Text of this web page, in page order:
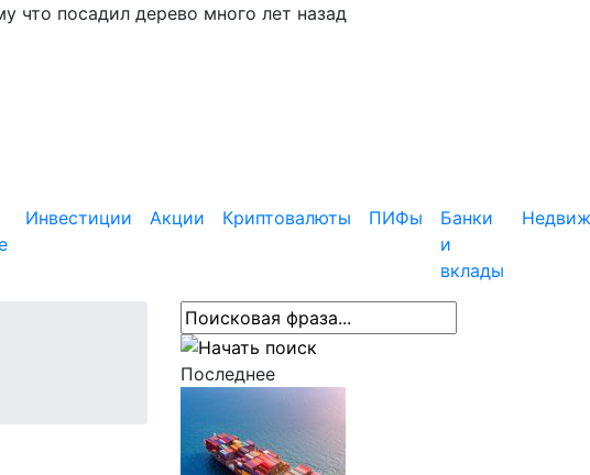
что посадил дерево много лет назад
Инвестиции Акции Криптовалюты ПИФы
Банки
и
вклады
Последнее